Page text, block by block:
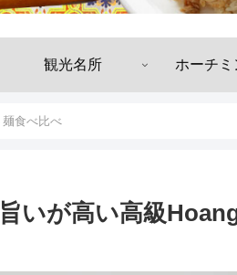
観光名所 ホーチミ
食べ比べ
いが高い高級